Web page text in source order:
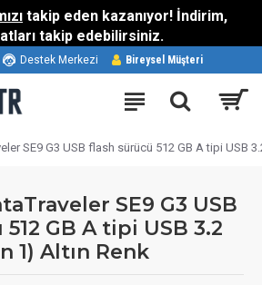
takip eden kazanıyor! İndirim,
takip edebilirsiniz.
Destek Merkezi Bireysel Müşteri
SE9 G3 USB flash sürücü 512 GB A tipi USB
SE9 G3 USB
GB A tipi USB 3.2
1) Altın Renk